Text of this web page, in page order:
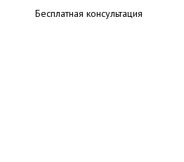
Бесплатная консультация